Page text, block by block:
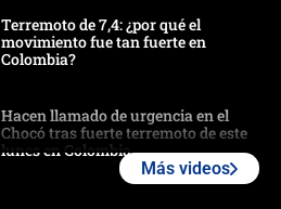
Terremoto de 7,4: ¿por qué el
movimiento fue tan fuerte en
Colombia?
Hacen llamado de urgencia en el
Chocó tras fuerte terremoto de este
lunes en Colombia
Más videos